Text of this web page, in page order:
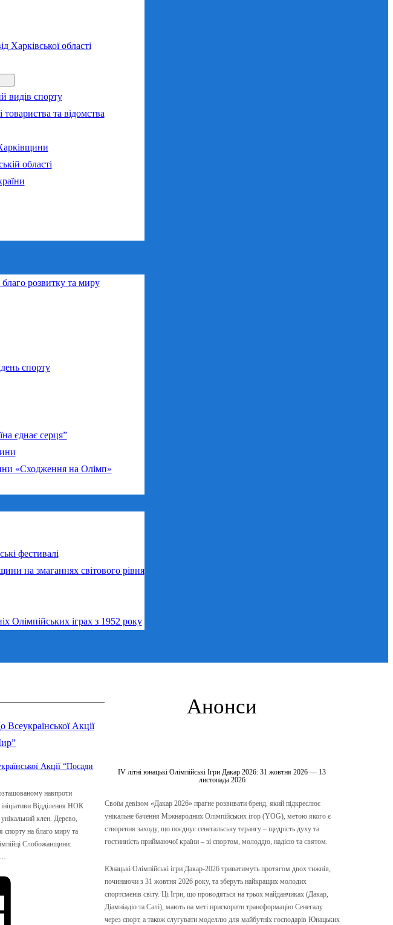
області
видів спорту
та відомства
області
розвитку та миру
спорту
єднає серця”
«Сходження на Олімп»
фестивалі
на змаганнях світового рівня
Олімпійських іграх з 1952 року
Акції “Посади
навпроти
Відділення НОК
клен. Дерево,
спорту на благо миру та
Слобожанщини:
Анонси
IV літні юнацькі Олімпійські Ігри Дакар 2026: 31 жовтня 2026 — 13
листопада 2026
Своїм девізом «Дакар 2026» прагне розвивати бренд, який підкреслює
унікальне бачення Міжнародних Олімпійських ігор (YOG), метою якого є
створення заходу, що поєднує сенегальську терангу – щедрість духу та
гостинність приймаючої країни – зі спортом, молоддю, надією та святом.
Юнацькі Олімпійські ігри Дакар-2026 триватимуть протягом двох тижнів,
починаючи з 31 жовтня 2026 року, та зберуть найкращих молодих
спортсменів світу. Ці Ігри, що проводяться на трьох майданчиках (Дакар,
Діамніадіо та Салі), мають на меті прискорити трансформацію Сенегалу
через спорт, а також слугувати моделлю для майбутніх господарів Юнацьких